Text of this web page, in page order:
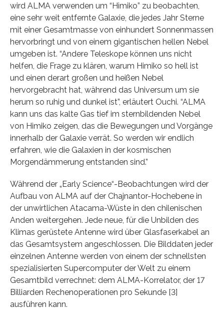
wird ALMA verwenden um “Himiko” zu beobachten,
eine sehr weit entfernte Galaxie, die jedes Jahr Sterne
mit einer Gesamtmasse von einhundert Sonnenmassen
hervorbringt und von einem gigantischen hellen Nebel
umgeben ist. “Andere Teleskope können uns nicht
helfen, die Frage zu klären, warum Himiko so hell ist
und einen derart großen und heißen Nebel
hervorgebracht hat, während das Universum um sie
herum so ruhig und dunkel ist”, erläutert Ouchi. “ALMA
kann uns das kalte Gas tief im sternbildenden Nebel
von Himiko zeigen, das die Bewegungen und Vorgänge
innerhalb der Galaxie verrät. So werden wir endlich
erfahren, wie die Galaxien in der kosmischen
Morgendämmerung entstanden sind.”
Während der „Early Science“-Beobachtungen wird der
Aufbau von ALMA auf der Chajnantor-Hochebene in
der unwirtlichen Atacama-Wüste in den chilenischen
Anden weitergehen. Jede neue, für die Unbilden des
Klimas gerüstete Antenne wird über Glasfaserkabel an
das Gesamtsystem angeschlossen. Die Bilddaten jeder
einzelnen Antenne werden von einem der schnellsten
spezialisierten Supercomputer der Welt zu einem
Gesamtbild verrechnet: dem ALMA-Korrelator, der 17
Billiarden Rechenoperationen pro Sekunde [3]
ausführen kann.